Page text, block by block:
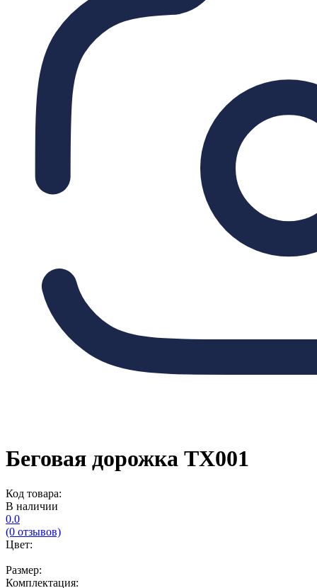
Беговая дорожка TX001
Код товара:
В наличии
0.0
(0 отзывов)
Цвет:
Размер:
Комплектация: